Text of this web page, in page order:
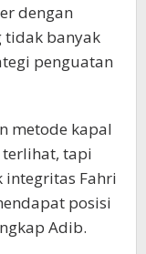
dengan
tidak banyak
penguatan
metode kapal
terlihat, tapi
integritas Fahri
posisi
Adib.